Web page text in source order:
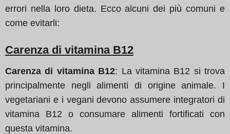
errori nella loro dieta. Ecco alcuni dei più comuni e
come evitarli:
Carenza di vitamina B12
Carenza di vitamina B12: La vitamina B12 si trova
principalmente negli alimenti di origine animale. I
vegetariani e i vegani devono assumere integratori di
vitamina B12 o consumare alimenti fortificati con
questa vitamina.